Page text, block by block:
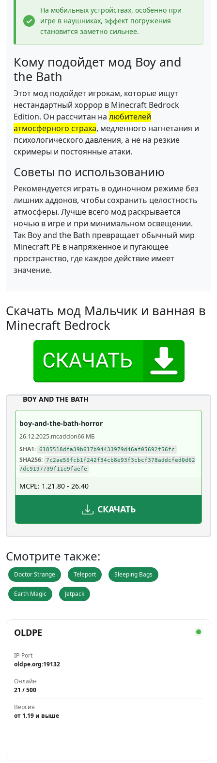
На мобильных устройствах, особенно при
игре в наушниках, эффект погружения
становится заметно сильнее.
Кому подойдет мод Boy and
the Bath
Этот мод подойдет игрокам, которые ищут
нестандартный хоррор в Minecraft Bedrock
Edition. Он рассчитан на любителей
атмосферного страха, медленного нагнетания и
психологического давления, а не на резкие
скримеры и постоянные атаки.
Советы по использованию
Рекомендуется играть в одиночном режиме без
лишних аддонов, чтобы сохранить целостность
атмосферы. Лучше всего мод раскрывается
ночью в игре и при минимальном освещении.
Так Boy and the Bath превращает обычный мир
Minecraft PE в напряженное и пугающее
пространство, где каждое действие имеет
значение.
Скачать мод Мальчик и ванная в
Minecraft Bedrock
BOY AND THE BATH
boy-and-the-bath-horror
26.12.2025.mcaddon66 МБ
SHA1: 6185518dfa39b617b94433979d46af05692f56fc
SHA256: 7c2ae56fcb1f242f34cb8e93f3cbcf378addcfed0d62
7dc9197739f11e9faefe
MCPE: 1.21.80 - 26.40
СКАЧАТЬ
Смотрите также:
Doctor Strange Teleport Sleeping Bags
Earth Magic Jetpack
OLDPE
IP-Port
oldpe.org:19132
Онлайн
21 / 500
Версия
от 1.19 и выше